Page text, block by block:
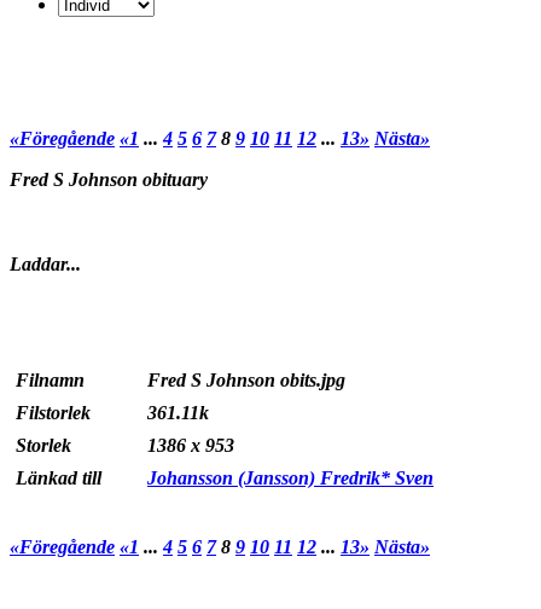
«Föregående «1 ...4 5 6 7 8 9 10 11 12 ... 13» Nästa»
Fred S Johnson obituary
Laddar...
Filnamn
Fred S Johnson obits.jpg
Filstorlek
361.11k
Storlek
1386 x 953
Länkad till
Johansson (Jansson) Fredrik* Sven
«Föregående «1 ...4 5 6 7 8 9 10 11 12 ... 13» Nästa»